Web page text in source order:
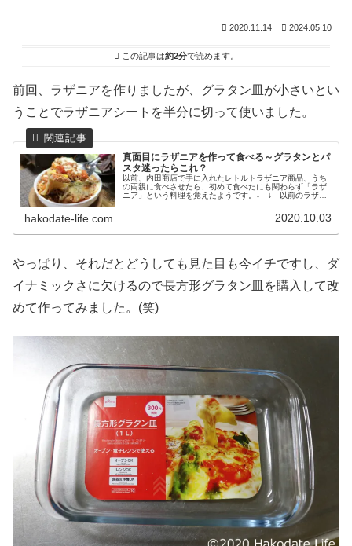
2020.11.14 2024.05.10
この記事は約2分で読めます。
前回、ラザニアを作りましたが、グラタン皿が小さいとい
うことでラザニアシートを半分に切って使いました。
真面目にラザニアを作って食べる～グラタンとパ
スタ迷ったらこれ？
以前、内田商店で手に入れたレトルトラザニア商品、うち
の両親に食べさせたら、初めて食べたにも関わらず「ラザ
ニア」という料理を覚えたようです。↓ ↓ 以前のラザニ
hakodate-life.com 2020.10.03
やっぱり、それだとどうしても見た目も今イチですし、ダ
イナミックさに欠けるので長方形グラタン皿を購入して改
めて作ってみました。(笑)